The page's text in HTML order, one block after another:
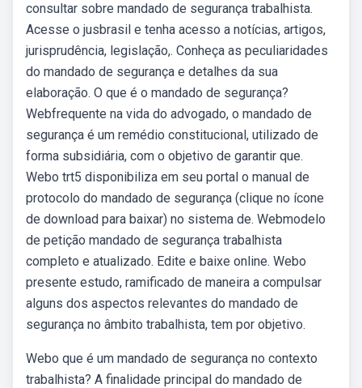
consultar sobre mandado de segurança trabalhista.
Acesse o jusbrasil e tenha acesso a notícias, artigos,
jurisprudência, legislação,. Conheça as peculiaridades
do mandado de segurança e detalhes da sua
elaboração. O que é o mandado de segurança?
Webfrequente na vida do advogado, o mandado de
segurança é um remédio constitucional, utilizado de
forma subsidiária, com o objetivo de garantir que.
Webo trt5 disponibiliza em seu portal o manual de
protocolo do mandado de segurança (clique no ícone
de download para baixar) no sistema de. Webmodelo
de petição mandado de segurança trabalhista
completo e atualizado. Edite e baixe online. Webo
presente estudo, ramificado de maneira a compulsar
alguns dos aspectos relevantes do mandado de
segurança no âmbito trabalhista, tem por objetivo.
Webo que é um mandado de segurança no contexto
trabalhista? A finalidade principal do mandado de